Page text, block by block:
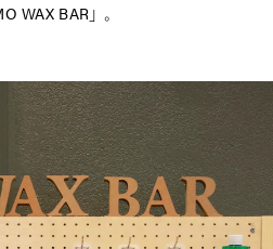
WAX BAR」。